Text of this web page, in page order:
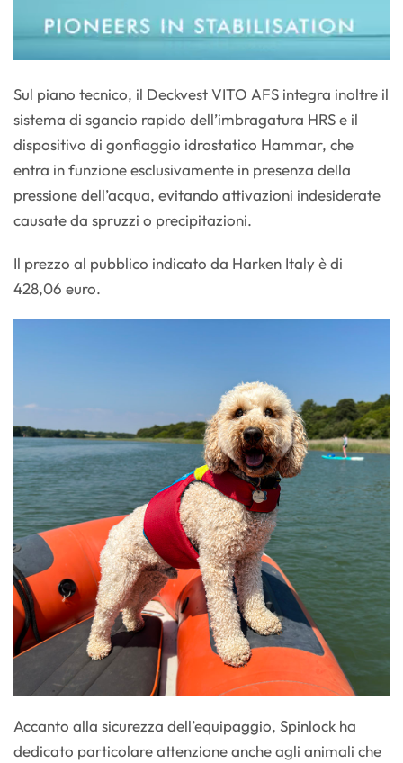
Sul piano tecnico, il Deckvest VITO AFS integra inoltre il
sistema di sgancio rapido dell’imbragatura HRS e il
dispositivo di gonfiaggio idrostatico Hammar, che
entra in funzione esclusivamente in presenza della
pressione dell’acqua, evitando attivazioni indesiderate
causate da spruzzi o precipitazioni.
Il prezzo al pubblico indicato da Harken Italy è di
428,06 euro.
Accanto alla sicurezza dell’equipaggio, Spinlock ha
dedicato particolare attenzione anche agli animali che